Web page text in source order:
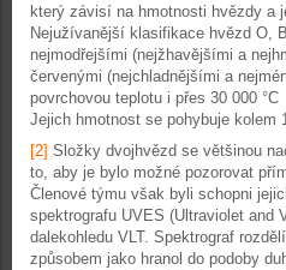
který závisí na hmotnosti hvězdy a
Nejužívanější klasifikace hvězd O,
nejmodřejšími (nejžhavějšími a
červenými (nejchladnějšími a
povrchovou teplotu i přes 30 000
Jejich hmotnost se pohybuje kolem
[2] Složky dvojhvězd se většinou
to, aby je bylo možné pozorovat
Členové týmu však byli schopni
spektrografu UVES (Ultraviolet and
dalekohledu VLT. Spektrograf
způsobem jako hranol do podoby